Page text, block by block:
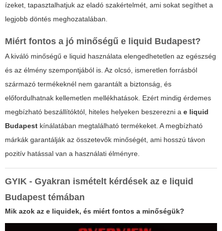
ízeket, tapasztalhatjuk az eladó szakértelmét, ami sokat segíthet a
legjobb döntés meghozatalában.
Miért fontos a jó minőségű e liquid Budapest?
A kiváló minőségű e liquid használata elengedhetetlen az egészség
és az élmény szempontjából is. Az olcsó, ismeretlen forrásból
származó termékeknél nem garantált a biztonság, és
előfordulhatnak kellemetlen mellékhatások. Ezért mindig érdemes
megbízható beszállítóktól, hiteles helyeken beszerezni a e liquid
Budapest kínálatában megtalálható termékeket. A megbízható
márkák garantálják az összetevők minőségét, ami hosszú távon
pozitív hatással van a használati élményre.
GYIK - Gyakran ismételt kérdések az e liquid
Budapest témában
Mik azok az e liquidek, és miért fontos a minőségük?